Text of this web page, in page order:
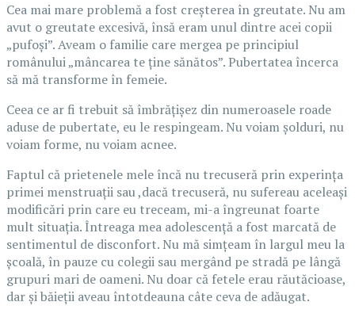
Cea mai mare problemă a fost creșterea în greutate. Nu am
avut o greutate excesivă, însă eram unul dintre acei copii
„pufoși”. Aveam o familie care mergea pe principiul
românului „mâncarea te ține sănătos”. Pubertatea încerca
să mă transforme în femeie.
Ceea ce ar fi trebuit să îmbrățișez din numeroasele roade
aduse de pubertate, eu le respingeam. Nu voiam șolduri, nu
voiam forme, nu voiam acnee.
Faptul că prietenele mele încă nu trecuseră prin experința
primei menstruații sau ,dacă trecuseră, nu sufereau aceleași
modificări prin care eu treceam, mi-a îngreunat foarte
mult situația. Întreaga mea adolescență a fost marcată de
sentimentul de disconfort. Nu mă simțeam în largul meu la
școală, în pauze cu colegii sau mergând pe stradă pe lângă
grupuri mari de oameni. Nu doar că fetele erau răutăcioase,
dar și băieții aveau întotdeauna câte ceva de adăugat.